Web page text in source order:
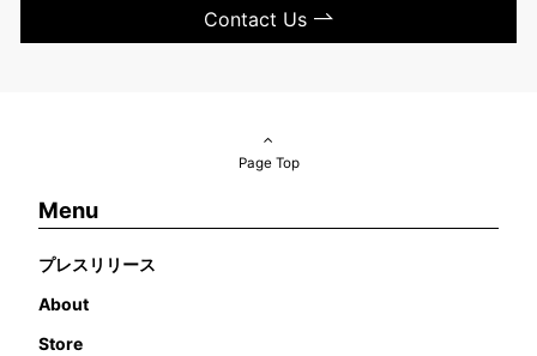
Contact Us
Page Top
Menu
プレスリリース
About
Store